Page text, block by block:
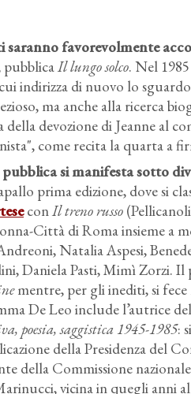
favorevolmente
pubblicaIl lungo solco. Nel 1985
indirizza di nuovo lo
ma anche alla ricerca
devozione di Jeanne al
come recita la quarta a
si manifesta sotto
prima edizione, dove si
conIl treno russo
Città di Roma insieme
Natalia Aspesi,
Daniela Pasti, Mimì Zorzi. Il
mentre, per gli inediti, si
De Leo include l’autrice
poesia, saggistica 1945-1985:
della Presidenza del
della Commissione
vicina in quegli anni